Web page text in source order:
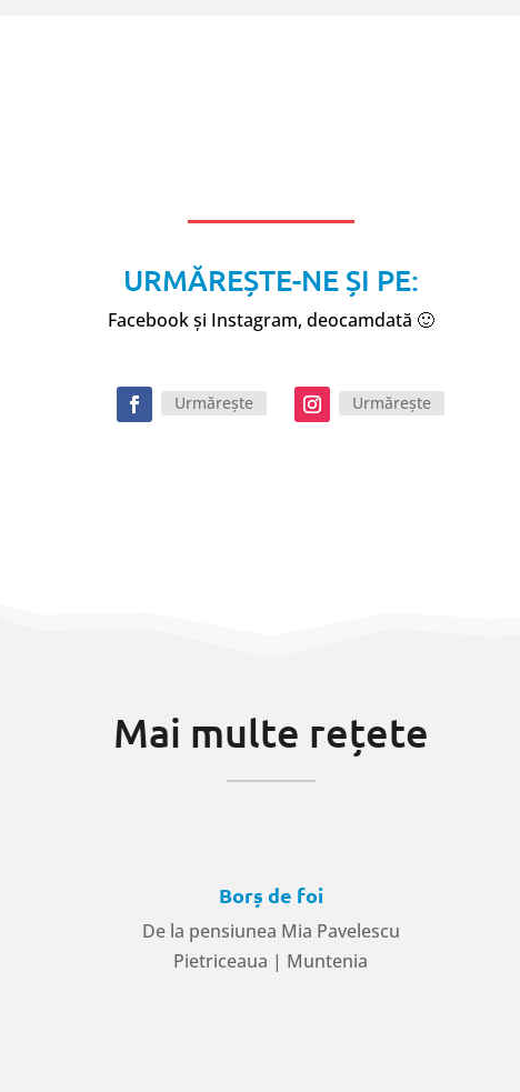
URMĂREȘTE-NE ȘI PE:
Facebook și Instagram, deocamdată 🙂
Urmărește Urmărește
Mai multe rețete
Borș de foi
De la pensiunea Mia Pavelescu
Pietriceaua | Muntenia